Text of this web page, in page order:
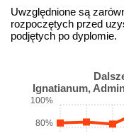
Uwzględnione są
rozpoczętych przed
podjętych po dyplomie.
Ignatianum,
80%
100%